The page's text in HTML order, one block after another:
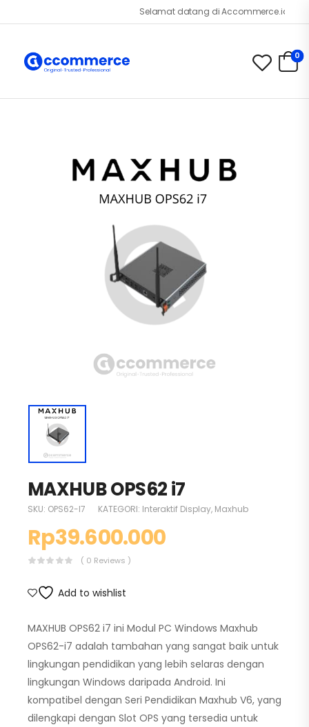
Selamat datang di Accommerce.id!
0
MAXHUB OPS62 i7
SKU: OPS62-I7 KATEGORI: Interaktif Display, Maxhub
Rp39.600.000
( 0 Reviews )
Add to wishlist
MAXHUB OPS62 i7 ini Modul PC Windows Maxhub
OPS62-i7 adalah tambahan yang sangat baik untuk
lingkungan pendidikan yang lebih selaras dengan
lingkungan Windows daripada Android. Ini
kompatibel dengan Seri Pendidikan Maxhub V6, yang
dilengkapi dengan Slot OPS yang tersedia untuk